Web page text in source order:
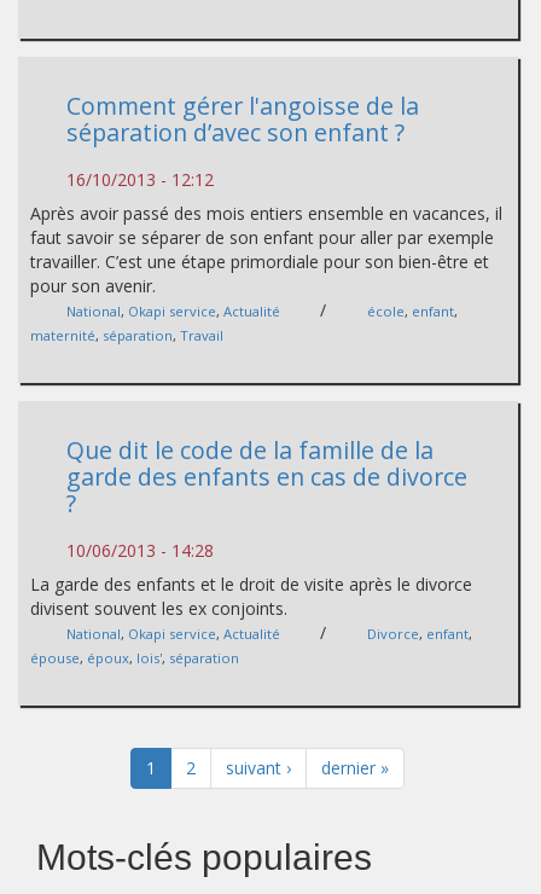
Comment gérer l'angoisse de la
séparation d’avec son enfant ?
16/10/2013 - 12:12
Après avoir passé des mois entiers ensemble en vacances, il
faut savoir se séparer de son enfant pour aller par exemple
travailler. C’est une étape primordiale pour son bien-être et
pour son avenir.
National, Okapi service, Actualité / école, enfant,
maternité, séparation, Travail
Que dit le code de la famille de la
garde des enfants en cas de divorce
?
10/06/2013 - 14:28
La garde des enfants et le droit de visite après le divorce
divisent souvent les ex conjoints.
National, Okapi service, Actualité / Divorce, enfant,
épouse, époux, lois', séparation
1 2 suivant › dernier »
Mots-clés populaires